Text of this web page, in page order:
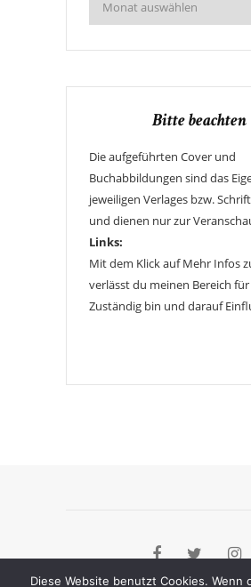
Bitte beachten
Die aufgeführten Cover und
Buchabbildungen sind das
jeweiligen Verlages bzw.
und dienen nur zur
Links:
Mit dem Klick auf Mehr Infos
verlässt du meinen Bereich
Zuständig bin und darauf
Diese Website benutzt Cookies. Wenn